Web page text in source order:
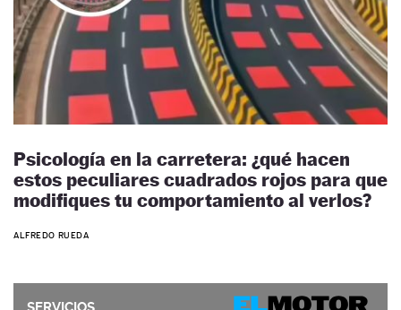
Psicología en la carretera: ¿qué hacen
estos peculiares cuadrados rojos para que
modifiques tu comportamiento al verlos?
ALFREDO RUEDA